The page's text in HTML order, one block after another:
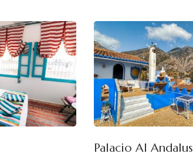
Palacio Al Andalus